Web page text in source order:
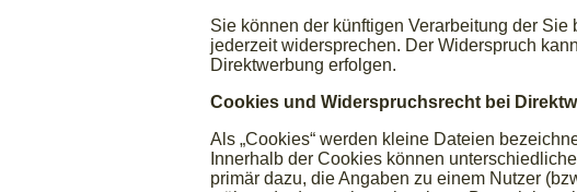
Sie können der künftigen Verarbeitung der
jederzeit widersprechen. Der Widerspruch
Direktwerbung erfolgen.
Cookies und Widerspruchsrecht bei
Als „Cookies“ werden kleine Dateien
Innerhalb der Cookies können
primär dazu, die Angaben zu einem Nutzer